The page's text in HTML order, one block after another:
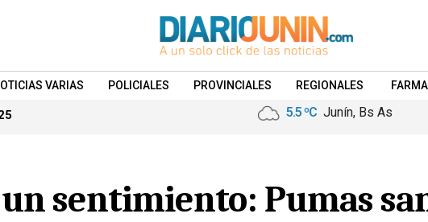
VARIAS POLICIALES PROVINCIALES REGIONALES
5.5 ºC Junín, Bs As
sentimiento: Pumas